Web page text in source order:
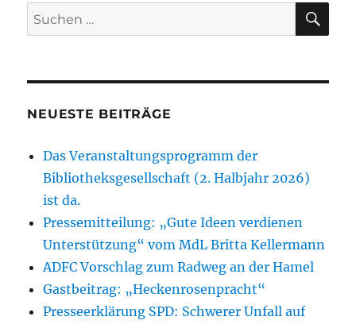
Suchen
nach:
NEUESTE BEITRÄGE
Das Veranstaltungsprogramm der
Bibliotheksgesellschaft (2. Halbjahr 2026)
ist da.
Pressemitteilung: „Gute Ideen verdienen
Unterstützung“ vom MdL Britta Kellermann
ADFC Vorschlag zum Radweg an der Hamel
Gastbeitrag: „Heckenrosenpracht“
Presseerklärung SPD: Schwerer Unfall auf